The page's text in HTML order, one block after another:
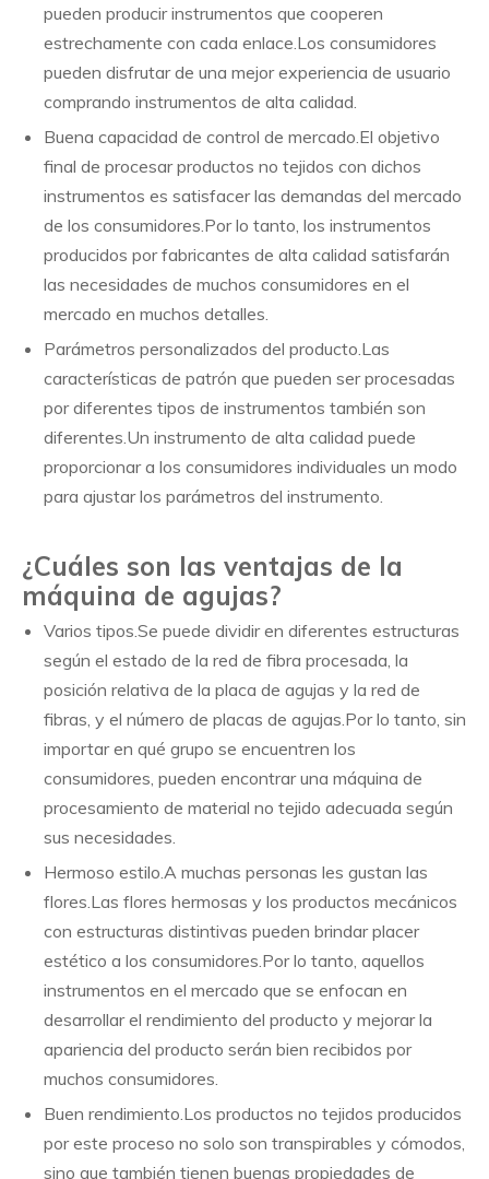
pueden producir instrumentos que cooperen
estrechamente con cada enlace.Los consumidores
pueden disfrutar de una mejor experiencia de usuario
comprando instrumentos de alta calidad.
Buena capacidad de control de mercado.El objetivo
final de procesar productos no tejidos con dichos
instrumentos es satisfacer las demandas del mercado
de los consumidores.Por lo tanto, los instrumentos
producidos por fabricantes de alta calidad satisfarán
las necesidades de muchos consumidores en el
mercado en muchos detalles.
Parámetros personalizados del producto.Las
características de patrón que pueden ser procesadas
por diferentes tipos de instrumentos también son
diferentes.Un instrumento de alta calidad puede
proporcionar a los consumidores individuales un modo
para ajustar los parámetros del instrumento.
¿Cuáles son las ventajas de la
máquina de agujas?
Varios tipos.Se puede dividir en diferentes estructuras
según el estado de la red de fibra procesada, la
posición relativa de la placa de agujas y la red de
fibras, y el número de placas de agujas.Por lo tanto, sin
importar en qué grupo se encuentren los
consumidores, pueden encontrar una máquina de
procesamiento de material no tejido adecuada según
sus necesidades.
Hermoso estilo.A muchas personas les gustan las
flores.Las flores hermosas y los productos mecánicos
con estructuras distintivas pueden brindar placer
estético a los consumidores.Por lo tanto, aquellos
instrumentos en el mercado que se enfocan en
desarrollar el rendimiento del producto y mejorar la
apariencia del producto serán bien recibidos por
muchos consumidores.
Buen rendimiento.Los productos no tejidos producidos
por este proceso no solo son transpirables y cómodos,
sino que también tienen buenas propiedades de